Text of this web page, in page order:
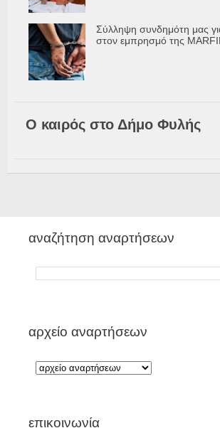
Σύλληψη συνδημότη μας
στον εμπρησμό της
Ο καιρός στο Δήμο Φυλής
αναζήτηση αναρτήσεων
αρχείο αναρτήσεων
επικοινωνία